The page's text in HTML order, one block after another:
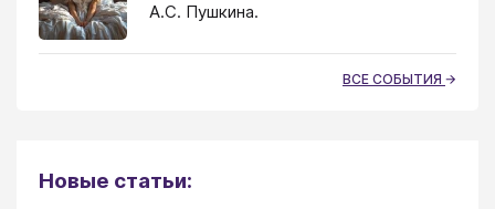
А.С. Пушкина.
ВСЕ СОБЫТИЯ
Новые статьи: